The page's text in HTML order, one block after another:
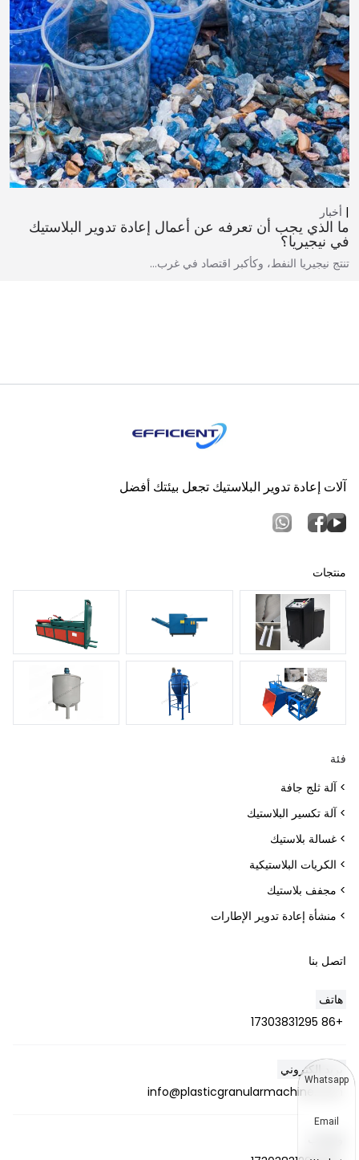
أخبار
ما الذي يجب أن تعرفه عن أعمال إعادة تدوير البلاستيك
في نيجيريا؟
تنتج نيجيريا النفط، وكأكبر اقتصاد في غرب…
آلات إعادة تدوير البلاستيك تجعل بيئتك أفضل
منتجات
فئة
> آلة ثلج جافة
> آلة تكسير البلاستيك
> غسالة بلاستيك
> الكريات البلاستيكية
> مجفف بلاستيك
> منشأة إعادة تدوير الإطارات
اتصل بنا
هاتف
+86 17303831295
بريد إلكتروني
info@plasticgranularmachine.com
Whatsapp
Email